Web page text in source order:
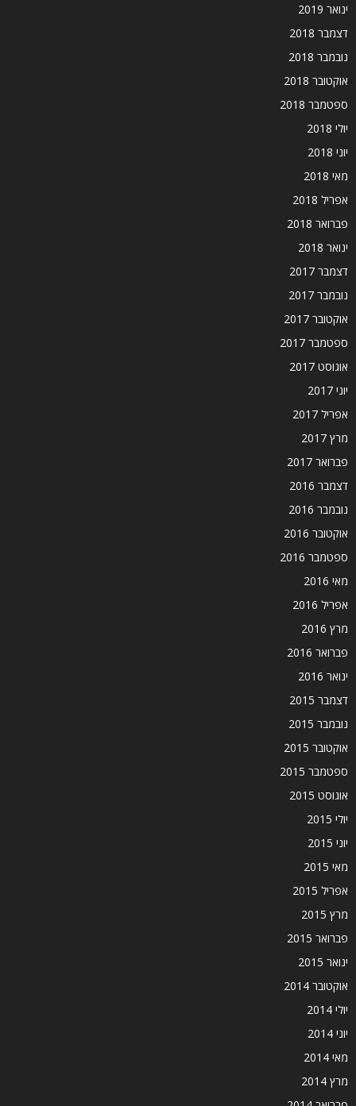
ינואר 2019
דצמבר 2018
נובמבר 2018
אוקטובר 2018
ספטמבר 2018
יולי 2018
יוני 2018
מאי 2018
אפריל 2018
פברואר 2018
ינואר 2018
דצמבר 2017
נובמבר 2017
אוקטובר 2017
ספטמבר 2017
אוגוסט 2017
יוני 2017
אפריל 2017
מרץ 2017
פברואר 2017
דצמבר 2016
נובמבר 2016
אוקטובר 2016
ספטמבר 2016
מאי 2016
אפריל 2016
מרץ 2016
פברואר 2016
ינואר 2016
דצמבר 2015
נובמבר 2015
אוקטובר 2015
ספטמבר 2015
אוגוסט 2015
יולי 2015
יוני 2015
מאי 2015
אפריל 2015
מרץ 2015
פברואר 2015
ינואר 2015
אוקטובר 2014
יולי 2014
יוני 2014
מאי 2014
מרץ 2014